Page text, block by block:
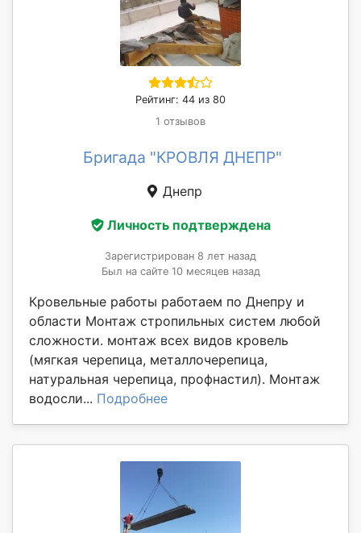
Рейтинг: 44 из 80
1 отзывов
Бригада "КРОВЛЯ ДНЕПР"
Днепр
Личность подтверждена
Зарегистрирован 8 лет назад
Был на сайте 10 месяцев назад
Кровельные работы работаем по Днепру и
области Монтаж стропильных систем любой
сложности. монтаж всех видов кровель
(мягкая черепица, металлочерепица,
натуральная черепица, профнастил). Монтаж
водосли... Подробнее